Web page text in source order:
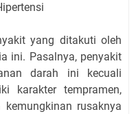
yang ditakuti oleh
ini. Pasalnya, penyakit
darah ini kecuali
karakter tempramen,
rusaknya